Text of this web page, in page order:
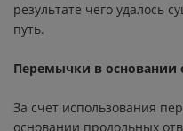
PILOT SPORT CUP + N1
AGILIS TL
STARCROSS 5 MINI
результате чего удалось
путь.
Перемычки в основании
За счет использования
основании продольных